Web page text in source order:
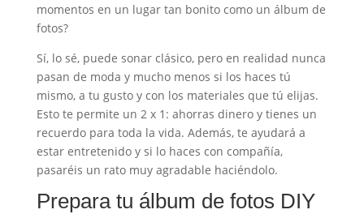
momentos en un lugar tan bonito como un álbum de
fotos?
Sí, lo sé, puede sonar clásico, pero en realidad nunca
pasan de moda y mucho menos si los haces tú
mismo, a tu gusto y con los materiales que tú elijas.
Esto te permite un 2 x 1: ahorras dinero y tienes un
recuerdo para toda la vida. Además, te ayudará a
estar entretenido y si lo haces con compañía,
pasaréis un rato muy agradable haciéndolo.
Prepara tu álbum de fotos DIY